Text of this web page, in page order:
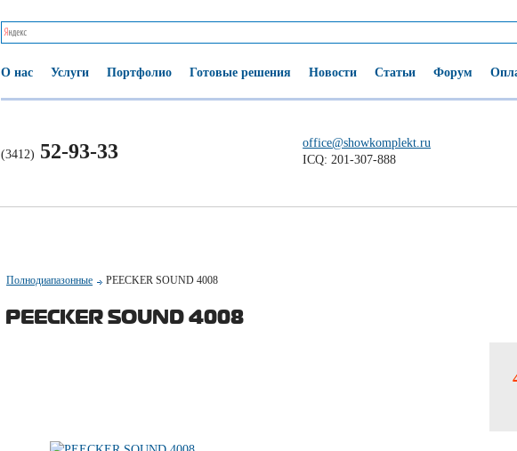
О нас Услуги Портфолио Готовые решения Новости Статьи Форум
(3412) 52-93-33
office@showkomplekt.ru
ICQ: 201-307-888
Полнодиапазонные PEECKER SOUND 4008
PEECKER SOUND 4008